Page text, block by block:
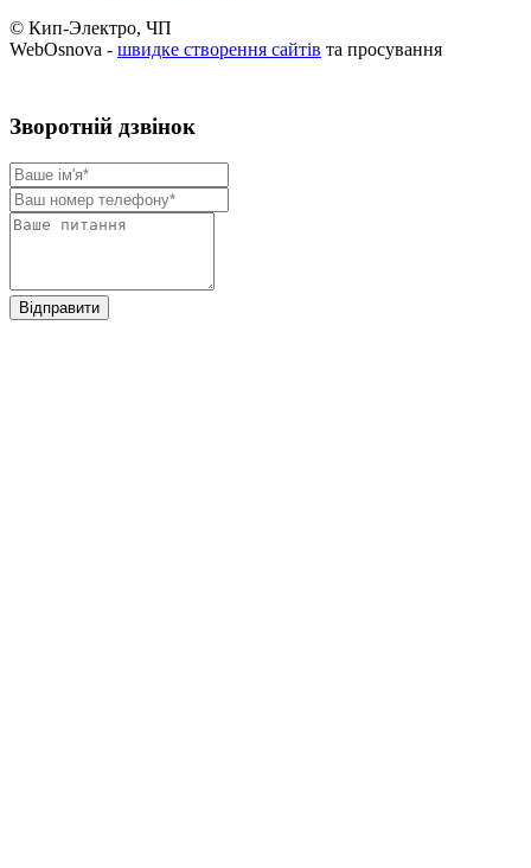
© Кип-Электро, ЧП
WebOsnova - швидке створення сайтів та просування
Зворотнiй дзвiнок